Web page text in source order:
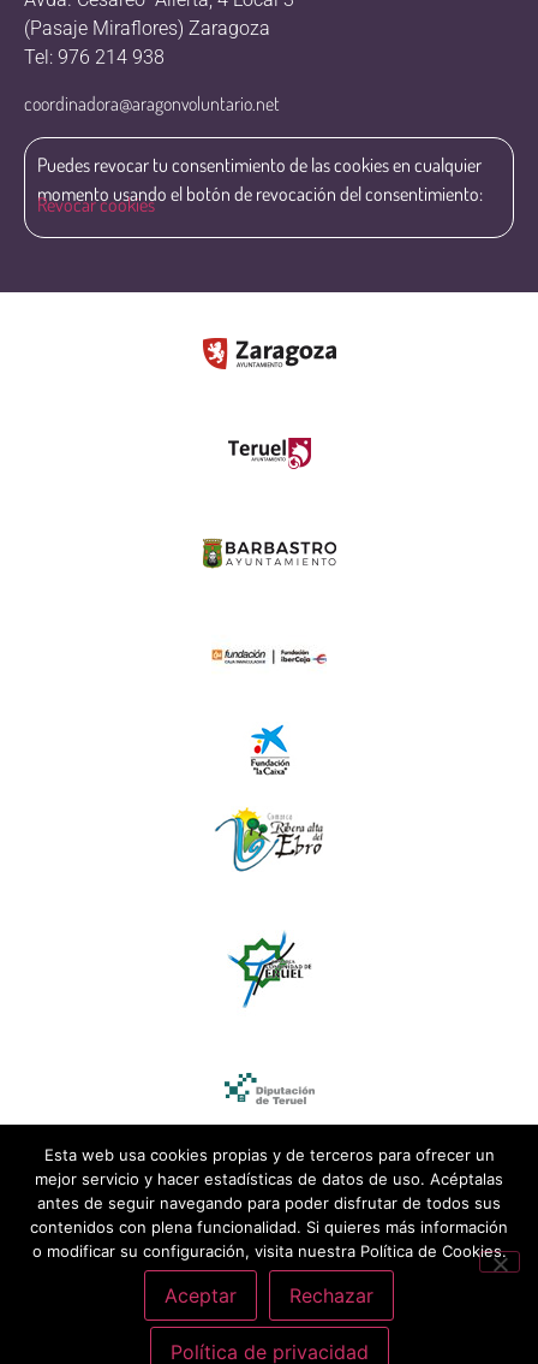
(Pasaje Miraflores) Zaragoza
Tel: 976 214 938
coordinadora@aragonvoluntario.net
Puedes revocar tu consentimiento de las cookies en cualquier
momento usando el botón de revocación del consentimiento:
Revocar cookies
Esta web usa cookies propias y de terceros para ofrecer un
mejor servicio y hacer estadísticas de datos de uso. Acéptalas
antes de seguir navegando para poder disfrutar de todos sus
contenidos con plena funcionalidad. Si quieres más información
o modificar su configuración, visita nuestra Política de Cookies.
Aceptar Rechazar
Política de privacidad